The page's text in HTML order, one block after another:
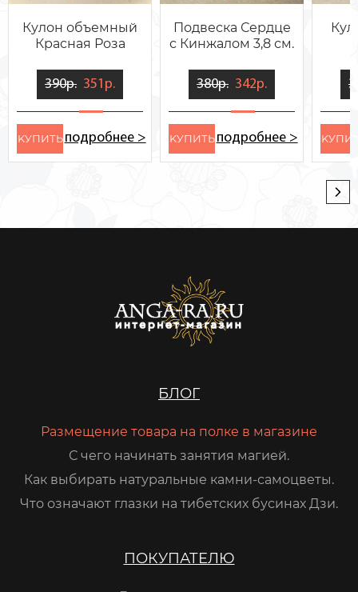
Кулон объемный
Красная Роза
390р. 351р.
KУПИТЬ подробнее >
Подвеска Сердце
с Кинжалом 3,8 см.
380р. 342р.
KУПИТЬ подробнее >
БЛОГ
Размещение товара на полке в магазине
С чего начинать занятия магией.
Как выбирать натуральные камни-самоцветы.
Что означают глазки на тибетских бусинах Дзи.
ПОКУПАТЕЛЮ